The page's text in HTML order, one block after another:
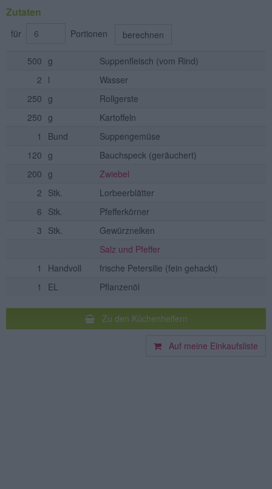
Zutaten
für Portionen berechnen
500 g Suppenfleisch (vom Rind)
2 l
Wasser
250 g
Rollgerste
250 g
Kartoffeln
1
Bund
Suppengemüse
120 g Bauchspeck (geräuchert)
200 g
Zwiebel
2 Stk.
Lorbeerblätter
6 Stk.
Pfefferkörner
3 Stk.
Gewürznelken
Salz und Pfeffer
1
Handvoll frische Petersilie (fein gehackt)
1
EL Pflanzenöl
Zu den Küchenhelfern
Auf meine Einkaufsliste